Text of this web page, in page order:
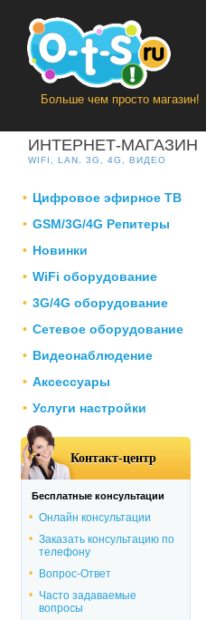
Больше чем просто магазин!
ИНТЕРНЕТ-МАГАЗИН
WIFI, LAN, 3G, 4G, ВИДЕО
Цифровое эфирное ТВ
GSM/3G/4G Репитеры
Новинки
WiFi оборудование
3G/4G оборудование
Сетевое оборудование
Видеонаблюдение
Аксессуары
Услуги настройки
Контакт-центр
Бесплатные консультации
Онлайн консультации
Заказать консультацию по
телефону
Вопрос-Ответ
Часто задаваемые
вопросы